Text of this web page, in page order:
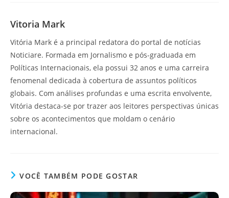
Vitoria Mark
Vitória Mark é a principal redatora do portal de notícias
Noticiare. Formada em Jornalismo e pós-graduada em
Políticas Internacionais, ela possui 32 anos e uma carreira
fenomenal dedicada à cobertura de assuntos políticos
globais. Com análises profundas e uma escrita envolvente,
Vitória destaca-se por trazer aos leitores perspectivas únicas
sobre os acontecimentos que moldam o cenário
internacional.
VOCÊ TAMBÉM PODE GOSTAR